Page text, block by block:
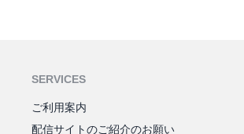
SERVICES
ご利用案内
配信サイトのご紹介のお願い